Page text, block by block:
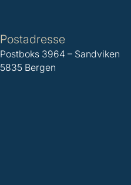
Postadresse
Postboks 3964 – Sandviken
5835 Bergen